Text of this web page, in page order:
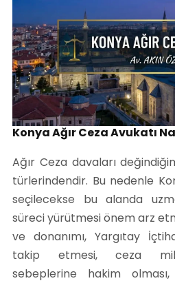
Konya Ağır Ceza Avukatı
Ağır Ceza davaları
türlerindendir. Bu nedenle
seçilecekse bu alanda
süreci yürütmesi önem arz
ve donanımı, Yargıtay
takip etmesi, ceza
sebeplerine hakim